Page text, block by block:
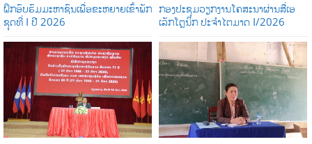
ຝຶກອົບຮົມມະຫາຊົນເພື່ອຂະຫຍາຍເຂົ້າພັກ
ຊຸດທີ່ I ປີ 2026
ກອງປະຊຸມວຽກງານໂຄສະນາຜ່ານສື່ເອ
ເລັກໂຕຼນິກ ປະຈໍາໄຕມາດ I/2026